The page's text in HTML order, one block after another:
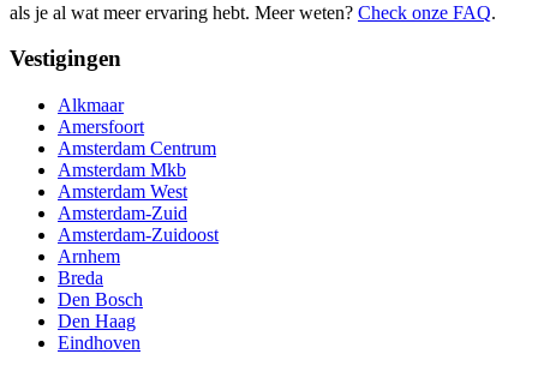
als je al wat meer ervaring hebt. Meer weten? Check onze FAQ.
Vestigingen
Alkmaar
Amersfoort
Amsterdam Centrum
Amsterdam Mkb
Amsterdam West
Amsterdam-Zuid
Amsterdam-Zuidoost
Arnhem
Breda
Den Bosch
Den Haag
Eindhoven